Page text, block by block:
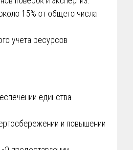
15% от общего числа
учета ресурсов
единства
и повышении